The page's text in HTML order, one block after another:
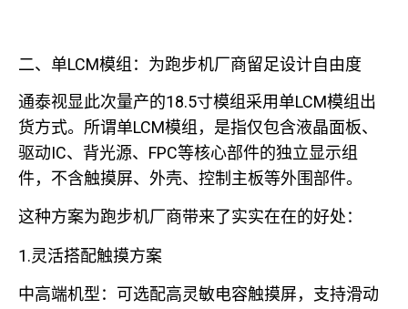
二、单LCM模组：为跑步机厂商留足设计自由度
通泰视显此次量产的18.5寸模组采用单LCM模组出
货方式。所谓单LCM模组，是指仅包含液晶面板、
驱动IC、背光源、FPC等核心部件的独立显示组
件，不含触摸屏、外壳、控制主板等外围部件。
这种方案为跑步机厂商带来了实实在在的好处：
1.灵活搭配触摸方案
中高端机型：可选配高灵敏电容触摸屏，支持滑动